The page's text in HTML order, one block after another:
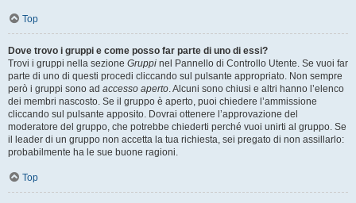
Top
Dove trovo i gruppi e come posso far parte di uno di essi?
Trovi i gruppi nella sezione Gruppi nel Pannello di Controllo Utente. Se vuoi far
parte di uno di questi procedi cliccando sul pulsante appropriato. Non sempre
però i gruppi sono ad accesso aperto. Alcuni sono chiusi e altri hanno l’elenco
dei membri nascosto. Se il gruppo è aperto, puoi chiedere l’ammissione
cliccando sul pulsante apposito. Dovrai ottenere l’approvazione del
moderatore del gruppo, che potrebbe chiederti perché vuoi unirti al gruppo. Se
il leader di un gruppo non accetta la tua richiesta, sei pregato di non assillarlo:
probabilmente ha le sue buone ragioni.
Top